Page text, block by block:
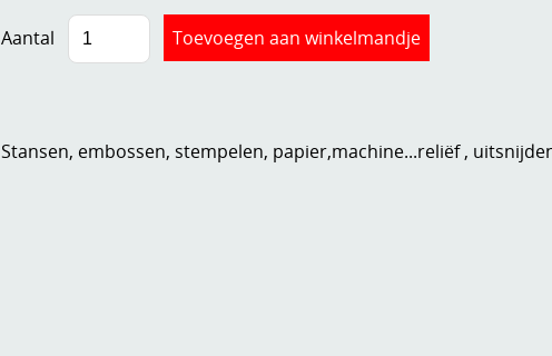
Aantal
Stansen, embossen, stempelen, papier,machine...reliëf ,